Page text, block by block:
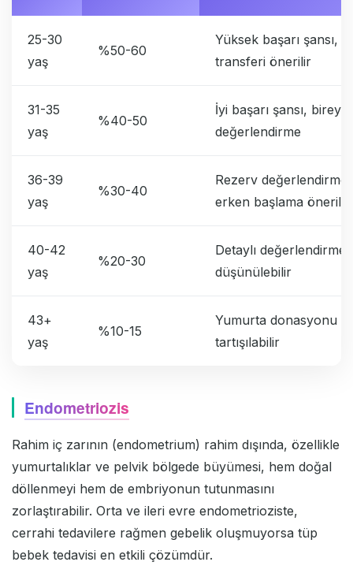
25-30
yaş
%50-60
Yüksek başarı şansı,
transferi önerilir
31-35
yaş
%40-50
İyi başarı şansı,
değerlendirme
36-39
yaş
%30-40
Rezerv
erken başlama önerilir
40-42
yaş
%20-30
Detaylı
düşünülebilir
43+
yaş
%10-15
Yumurta donasyonu
tartışılabilir
Endometriozis
Rahim iç zarının (endometrium) rahim dışında, özellikle
yumurtalıklar ve pelvik bölgede büyümesi, hem doğal
döllenmeyi hem de embriyonun tutunmasını
zorlaştırabilir. Orta ve ileri evre endometrioziste,
cerrahi tedavilere rağmen gebelik oluşmuyorsa tüp
bebek tedavisi en etkili çözümdür.